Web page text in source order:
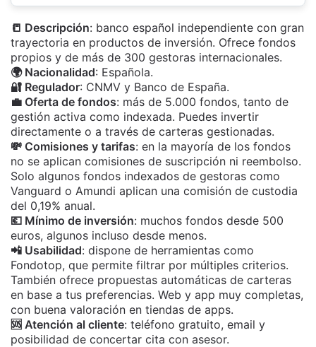
📒 Descripción: banco español independiente con gran
trayectoria en productos de inversión. Ofrece fondos
propios y de más de 300 gestoras internacionales.
🌍 Nacionalidad: Española.
🔐 Regulador: CNMV y Banco de España.
💼 Oferta de fondos: más de 5.000 fondos, tanto de
gestión activa como indexada. Puedes invertir
directamente o a través de carteras gestionadas.
💸 Comisiones y tarifas: en la mayoría de los fondos
no se aplican comisiones de suscripción ni reembolso.
Solo algunos fondos indexados de gestoras como
Vanguard o Amundi aplican una comisión de custodia
del 0,19% anual.
💶 Mínimo de inversión: muchos fondos desde 500
euros, algunos incluso desde menos.
📲 Usabilidad: dispone de herramientas como
Fondotop, que permite filtrar por múltiples criterios.
También ofrece propuestas automáticas de carteras
en base a tus preferencias. Web y app muy completas,
con buena valoración en tiendas de apps.
🆘 Atención al cliente: teléfono gratuito, email y
posibilidad de concertar cita con asesor.